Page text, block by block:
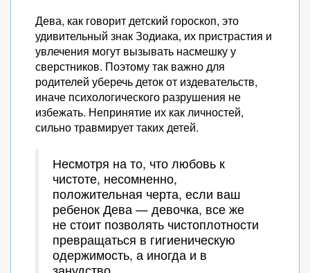
Дева, как говорит детский гороскоп, это
удивительный знак Зодиака, их пристрастия и
увлечения могут вызывать насмешку у
сверстников. Поэтому так важно для
родителей уберечь деток от издевательств,
иначе психологического разрушения не
избежать. Непринятие их как личностей,
сильно травмирует таких детей.
Несмотря на то, что любовь к
чистоте, несомненно,
положительная черта, если ваш
ребенок Дева — девочка, все же
не стоит позволять чистоплотности
превращаться в гигиеническую
одержимость, а иногда и в